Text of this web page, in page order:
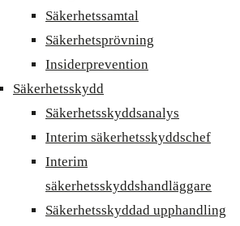
Säkerhetssamtal
Säkerhetsprövning
Insiderprevention
Säkerhetsskydd
Säkerhetsskyddsanalys
Interim säkerhetsskyddschef
Interim
säkerhetsskyddshandläggare
Säkerhetsskyddad upphandling